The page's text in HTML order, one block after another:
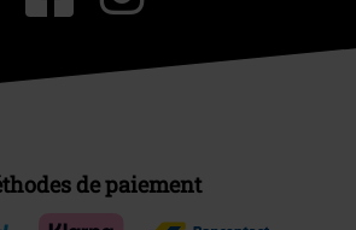
de paiement